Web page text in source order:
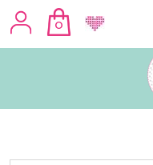
0